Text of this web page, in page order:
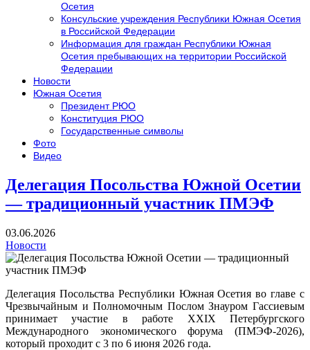
Осетия
Консульские учреждения Республики Южная Осетия
в Российской Федерации
Информация для граждан Республики Южная
Осетия пребывающих на территории Российской
Федерации
Новости
Южная Осетия
Президент РЮО
Конституция РЮО
Государственные символы
Фото
Видео
Делегация Посольства Южной Осетии
— традиционный участник ПМЭФ
03.06.2026
Новости
Делегация Посольства Республики Южная Осетия во главе с
Чрезвычайным и Полномочным Послом Знауром Гассиевым
принимает участие в работе XXIX Петербургского
Международного экономического форума (ПМЭФ-2026),
который проходит с 3 по 6 июня 2026 года.